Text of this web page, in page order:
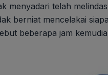
menyadari telah
berniat mencelakai
beberapa jam